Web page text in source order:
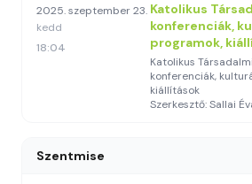
2025. szeptember 23.
kedd
18:04
Katolikus
konferenciák,
programok,
Katolikus
konferenciák,
kiállítások
Szerkesztő: Sallai
Szentmise